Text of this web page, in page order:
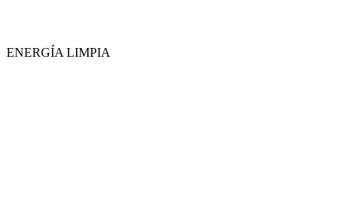
ENERGÍA LIMPIA